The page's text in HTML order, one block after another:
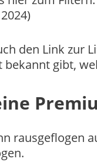
den Link zur
bekannt gibt,
rausgeflogen